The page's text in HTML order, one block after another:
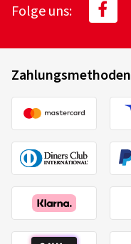
Folge uns:
Zahlungsmethoden